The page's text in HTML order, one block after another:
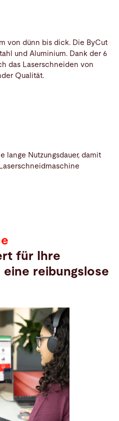
von dünn bis dick. Die ByCut
und Aluminium. Dank der 6
das Laserschneiden von
Qualität.
lange Nutzungsdauer, damit
für Ihre
eine reibungslose